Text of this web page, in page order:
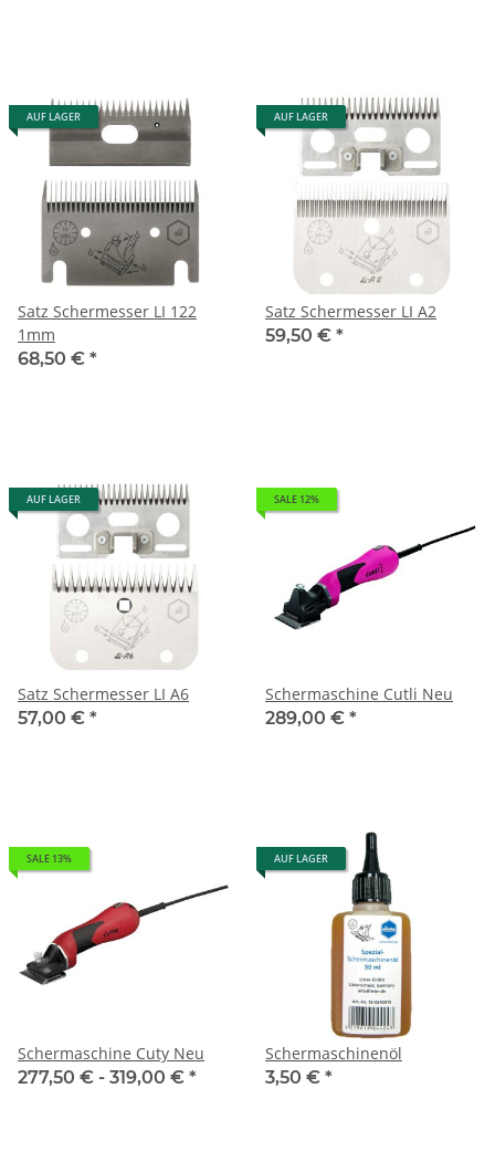
AUF LAGER
Satz Schermesser LI 122
1mm
68,50 € *
AUF LAGER
Satz Schermesser LI A2
59,50 € *
AUF LAGER
Satz Schermesser LI A6
57,00 € *
SALE 12%
Schermaschine Cutli Neu
289,00 € *
SALE 13%
Schermaschine Cuty Neu
277,50 € - 319,00 € *
AUF LAGER
Schermaschinenöl
3,50 € *